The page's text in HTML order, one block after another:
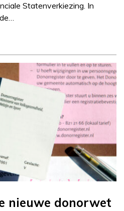
Statenverkiezing. In
nieuwe donorwet